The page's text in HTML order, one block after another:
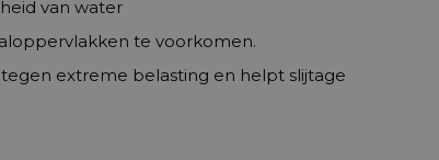
van water
te voorkomen.
extreme belasting en helpt slijtage